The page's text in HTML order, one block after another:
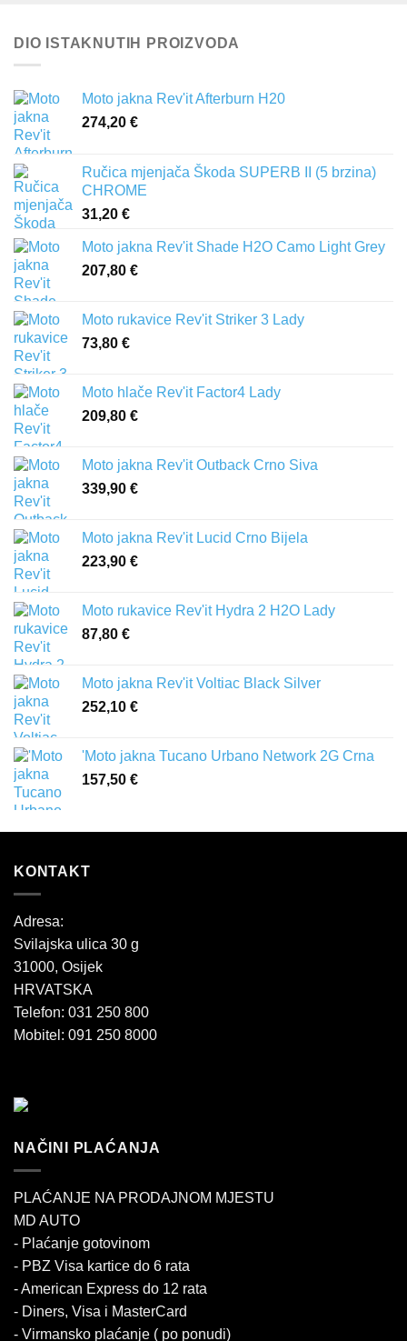
DIO ISTAKNUTIH PROIZVODA
Moto jakna Rev'it Afterburn H20
274,20 €
Ručica mjenjača Škoda SUPERB II (5 brzina)
CHROME
31,20 €
Moto jakna Rev'it Shade H2O Camo Light Grey
207,80 €
Moto rukavice Rev'it Striker 3 Lady
73,80 €
Moto hlače Rev'it Factor4 Lady
209,80 €
Moto jakna Rev'it Outback Crno Siva
339,90 €
Moto jakna Rev'it Lucid Crno Bijela
223,90 €
Moto rukavice Rev'it Hydra 2 H2O Lady
87,80 €
Moto jakna Rev'it Voltiac Black Silver
252,10 €
'Moto jakna Tucano Urbano Network 2G Crna
157,50 €
KONTAKT
Adresa:
Svilajska ulica 30 g
31000, Osijek
HRVATSKA
Telefon: 031 250 800
Mobitel: 091 250 8000
NAČINI PLAĆANJA
PLAĆANJE NA PRODAJNOM MJESTU
MD AUTO
- Plaćanje gotovinom
- PBZ Visa kartice do 6 rata
- American Express do 12 rata
- Diners, Visa i MasterCard
- Virmansko plaćanje ( po ponudi)